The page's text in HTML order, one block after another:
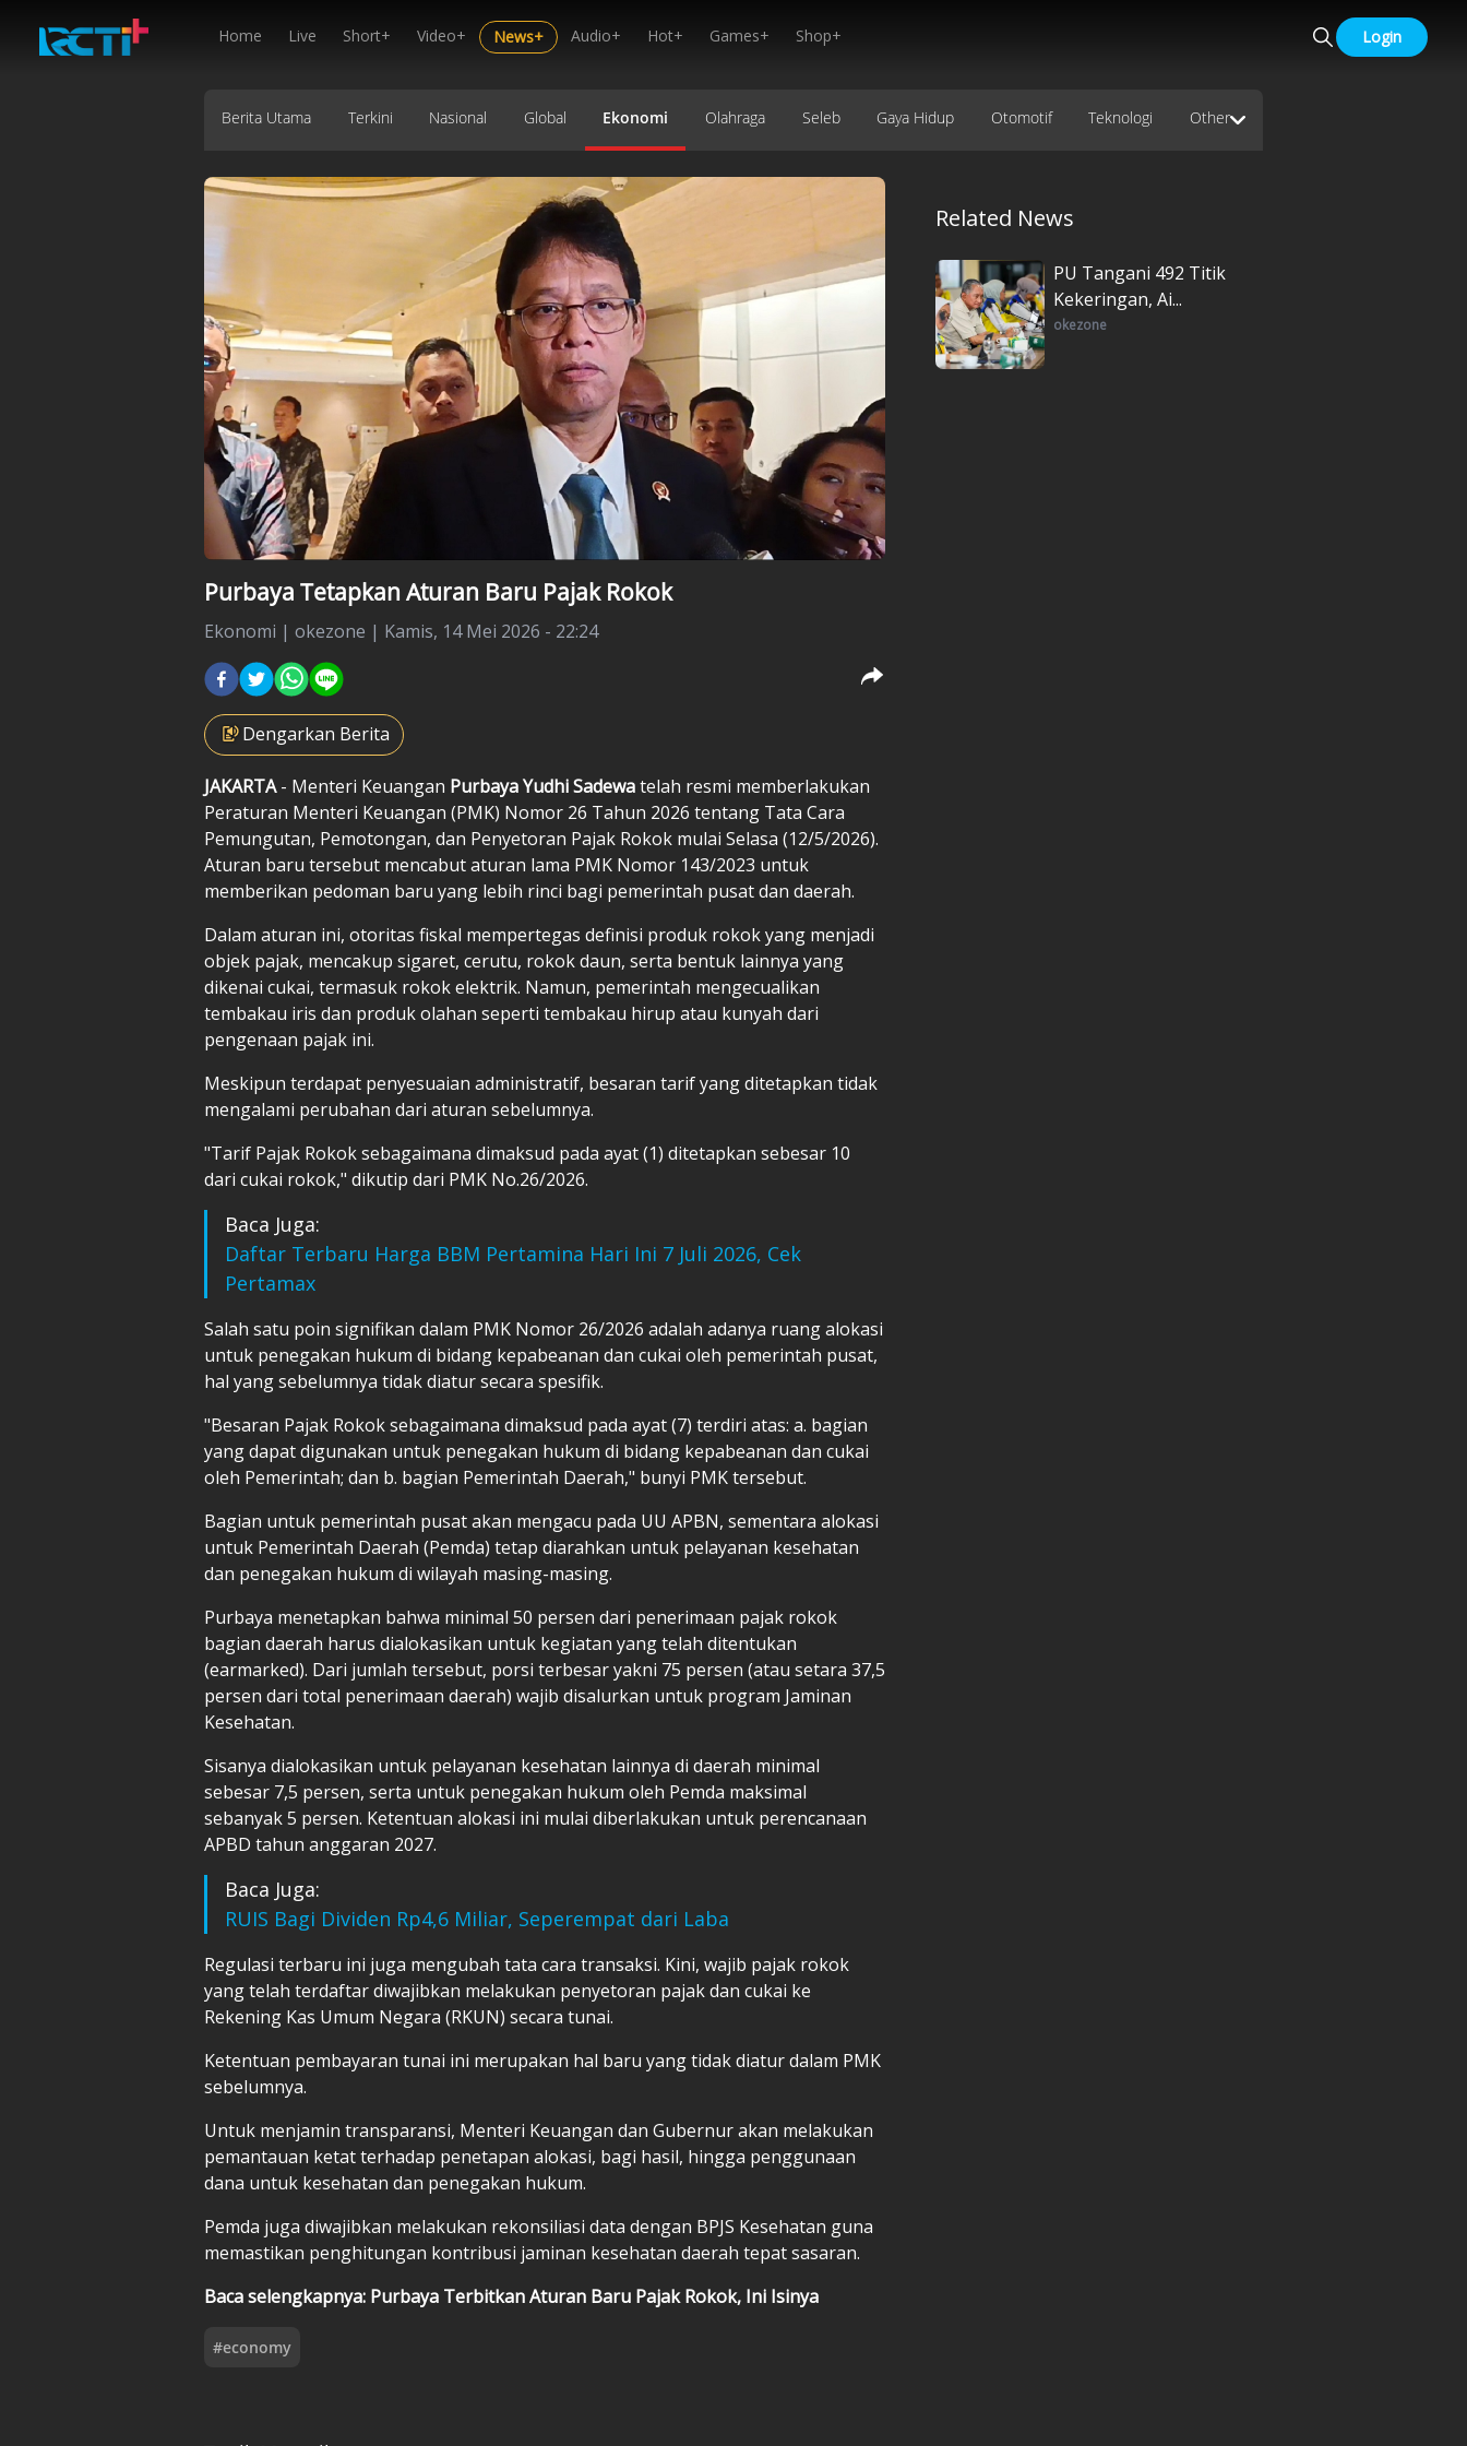
Home Live Short+ Video+ News+ Audio+ Hot+ Games+ Shop+ Login
Berita Utama Terkini Nasional Global Ekonomi Olahraga Seleb Gaya Hidup Otomotif Teknologi Other
Purbaya Tetapkan Aturan Baru Pajak Rokok
Ekonomi | okezone | Kamis, 14 Mei 2026 - 22:24
Dengarkan Berita
JAKARTA- Menteri Keuangan Purbaya Yudhi Sadewatelah resmi memberlakukan
Peraturan Menteri Keuangan (PMK) Nomor 26 Tahun 2026 tentang Tata Cara
Pemungutan, Pemotongan, dan Penyetoran Pajak Rokok mulai Selasa (12/5/2026).
Aturan baru tersebut mencabut aturan lama PMK Nomor 143/2023 untuk
memberikan pedoman baru yang lebih rinci bagi pemerintah pusat dan daerah.
Dalam aturan ini, otoritas fiskal mempertegas definisi produk rokok yang menjadi
objek pajak, mencakup sigaret, cerutu, rokok daun, serta bentuk lainnya yang
dikenai cukai, termasuk rokok elektrik. Namun, pemerintah mengecualikan
tembakau iris dan produk olahan seperti tembakau hirup atau kunyah dari
pengenaan pajak ini.
Meskipun terdapat penyesuaian administratif, besaran tarif yang ditetapkan tidak
mengalami perubahan dari aturan sebelumnya.
"Tarif Pajak Rokok sebagaimana dimaksud pada ayat (1) ditetapkan sebesar 10
dari cukai rokok," dikutip dari PMK No.26/2026.
Baca Juga:
Daftar Terbaru Harga BBM Pertamina Hari Ini 7 Juli 2026, Cek
Pertamax
Salah satu poin signifikan dalam PMK Nomor 26/2026 adalah adanya ruang alokasi
untuk penegakan hukum di bidang kepabeanan dan cukai oleh pemerintah pusat,
hal yang sebelumnya tidak diatur secara spesifik.
"Besaran Pajak Rokok sebagaimana dimaksud pada ayat (7) terdiri atas: a. bagian
yang dapat digunakan untuk penegakan hukum di bidang kepabeanan dan cukai
oleh Pemerintah; dan b. bagian Pemerintah Daerah," bunyi PMK tersebut.
Bagian untuk pemerintah pusat akan mengacu pada UU APBN, sementara alokasi
untuk Pemerintah Daerah (Pemda) tetap diarahkan untuk pelayanan kesehatan
dan penegakan hukum di wilayah masing-masing.
Purbaya menetapkan bahwa minimal 50 persen dari penerimaan pajak rokok
bagian daerah harus dialokasikan untuk kegiatan yang telah ditentukan
(earmarked). Dari jumlah tersebut, porsi terbesar yakni 75 persen (atau setara 37,5
persen dari total penerimaan daerah) wajib disalurkan untuk program Jaminan
Kesehatan.
Sisanya dialokasikan untuk pelayanan kesehatan lainnya di daerah minimal
sebesar 7,5 persen, serta untuk penegakan hukum oleh Pemda maksimal
sebanyak 5 persen. Ketentuan alokasi ini mulai diberlakukan untuk perencanaan
APBD tahun anggaran 2027.
Baca Juga:
RUIS Bagi Dividen Rp4,6 Miliar, Seperempat dari Laba
Regulasi terbaru ini juga mengubah tata cara transaksi. Kini, wajib pajak rokok
yang telah terdaftar diwajibkan melakukan penyetoran pajak dan cukai ke
Rekening Kas Umum Negara (RKUN) secara tunai.
Ketentuan pembayaran tunai ini merupakan hal baru yang tidak diatur dalam PMK
sebelumnya.
Untuk menjamin transparansi, Menteri Keuangan dan Gubernur akan melakukan
pemantauan ketat terhadap penetapan alokasi, bagi hasil, hingga penggunaan
dana untuk kesehatan dan penegakan hukum.
Pemda juga diwajibkan melakukan rekonsiliasi data dengan BPJS Kesehatan guna
memastikan penghitungan kontribusi jaminan kesehatan daerah tepat sasaran.
Baca selengkapnya: Purbaya Terbitkan Aturan Baru Pajak Rokok, Ini Isinya
#economy
Related News
PU Tangani 492 Titik
Kekeringan, Ai...
okezone